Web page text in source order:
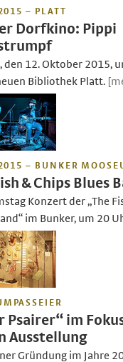
– PLATT
Dorfkino: Pippi
den 12. Oktober 2015,
Bibliothek Platt.
– BUNKER
& Chips Blues
Konzert der „The
im Bunker, um 20
Psairer“ im
Ausstellung
Gründung im Jahre